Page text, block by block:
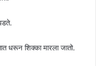
धरून शिक्का मारला जातो.